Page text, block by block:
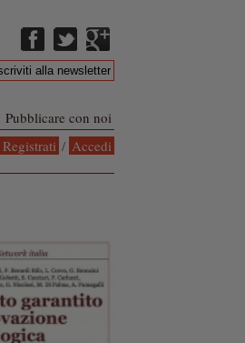
Pubblicare con noi
Registrati / Accedi